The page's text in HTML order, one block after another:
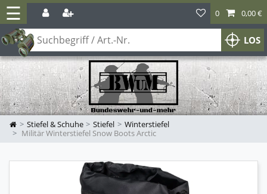
☰
LOS
0 0,00 €
Stiefel & Schuhe Stiefel
Winterstiefel
Militär Winterstiefel Snow Boots Arctic